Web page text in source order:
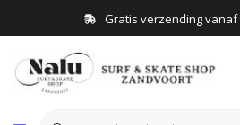
Gratis verzending vanaf